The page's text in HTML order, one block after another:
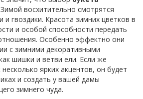
восхитительно смотрятся
и гвоздики. Красота зимних цветков в
и особой способности передать
Особенно эффектно они
с зимними декоративными
шишки и ветви ели. Если же
несколько ярких акцентов, он будет
и создать у вашей дамы
зимнего чуда.